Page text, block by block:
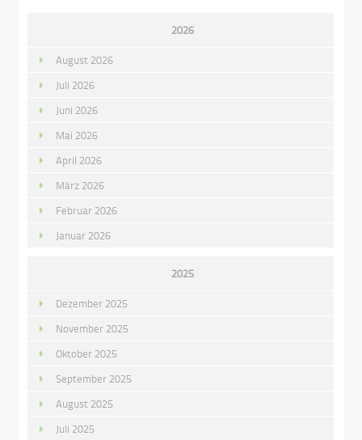
2026
August 2026
Juli 2026
Juni 2026
Mai 2026
April 2026
März 2026
Februar 2026
Januar 2026
2025
Dezember 2025
November 2025
Oktober 2025
September 2025
August 2025
Juli 2025